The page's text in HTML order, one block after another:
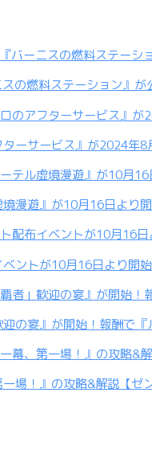
の燃料ステーション』
ーサービス』が2024年
漫遊』が10月16日より
ントが10月16日より開
の宴』が開始！報酬で
場！』の攻略&解説【ゼ